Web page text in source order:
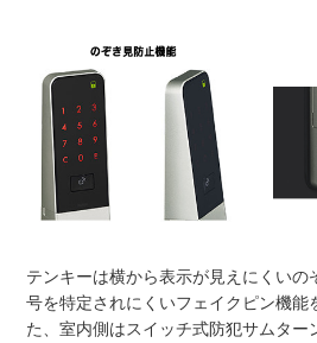
テンキーは横から表示が見えにくいの
号を特定されにくいフェイクピン機能
た、室内側はスイッチ式防犯サムター